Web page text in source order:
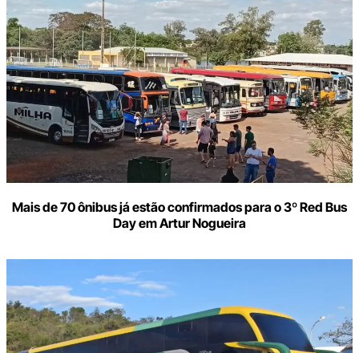
Mais de 70 ônibus já estão confirmados para o 3º Red Bus
Day em Artur Nogueira